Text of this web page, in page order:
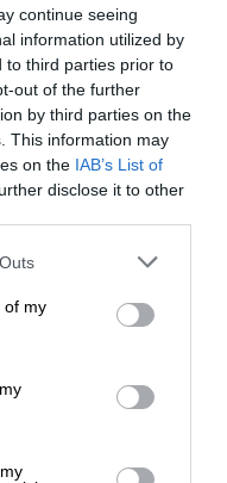
continue seeing
information utilized by
to third parties prior to
out of the further
by third parties on the
This information may
on the IAB’s List of
disclose it to other
one or more Google
You may click to
its third-party tags to
in below Google
of my
Tie ich v nákupe
naftové. Lacnejšia
Možno sa pýtate, ako
možné. Nórsko
rajom na svete.
na ktorých je
toho sú vody
na zemný plyn.
rovnakým ako
exportérom